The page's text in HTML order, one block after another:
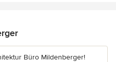
Büro Mildenberger!